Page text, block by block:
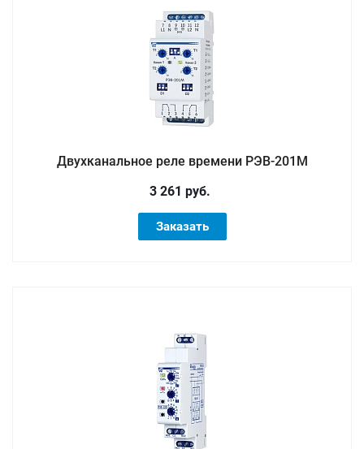
Двухканальное реле времени РЭВ-201М
3 261 руб.
Заказать